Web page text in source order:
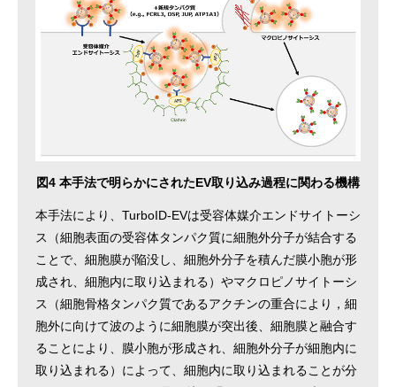
図4 本手法で明らかにされたEV取り込み過程に関わる機構
本手法により、TurboID-EVは受容体媒介エンドサイトーシ
ス（細胞表面の受容体タンパク質に細胞外分子が結合する
ことで、細胞膜が陥没し、細胞外分子を積んだ膜小胞が形
成され、細胞内に取り込まれる）やマクロピノサイトーシ
ス（細胞骨格タンパク質であるアクチンの重合により，細
胞外に向けて波のように細胞膜が突出後、細胞膜と融合す
ることにより、膜小胞が形成され、細胞外分子が細胞内に
取り込まれる）によって、細胞内に取り込まれることが分